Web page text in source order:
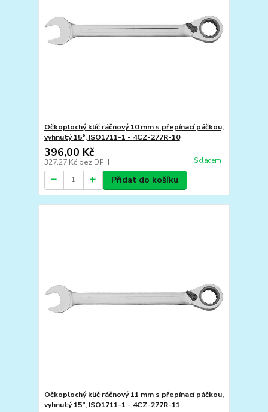
Očkoplochý klíč ráčnový 10 mm s přepínací páčkou,
vyhnutý 15°, ISO1711-1 - 4CZ-277R-10
396,00 Kč
327,27 Kč bez DPH Skladem
Přidat do košíku
Očkoplochý klíč ráčnový 11 mm s přepínací páčkou,
vyhnutý 15°, ISO1711-1 - 4CZ-277R-11